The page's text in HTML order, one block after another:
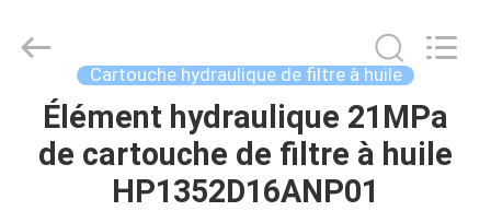
MAISON
PRODUITS
industrialairfiltercartridge.com.
Cartouche hydraulique de filtre à huile
Élément hydraulique 21MPa
de cartouche de filtre à huile
HP1352D16ANP01